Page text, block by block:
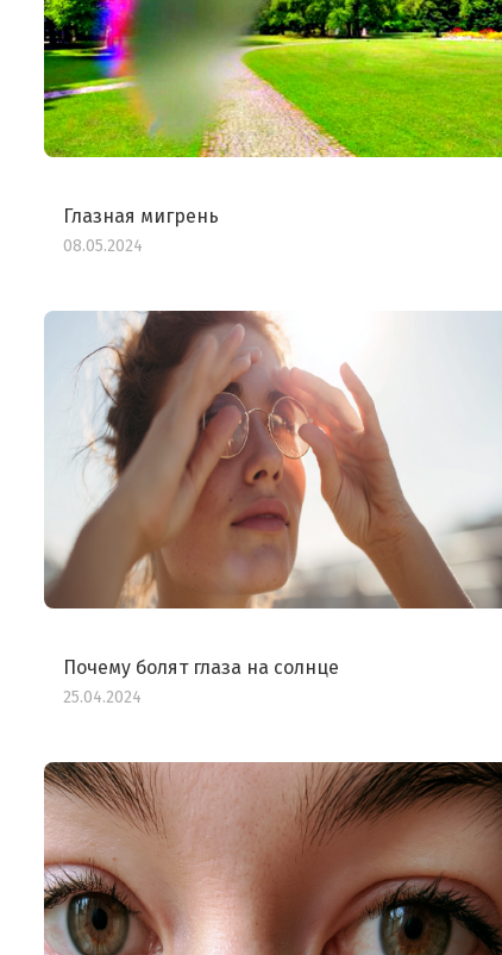
Глазная мигрень
08.05.2024
Почему болят глаза на солнце
25.04.2024